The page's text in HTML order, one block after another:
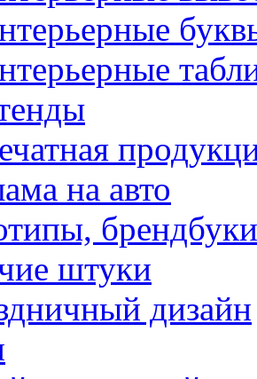
на авто
брендбуки
штуки
дизайн